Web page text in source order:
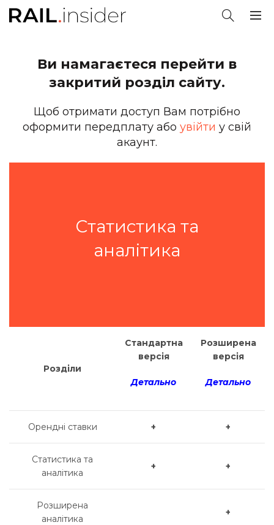
Ви намагаєтеся перейти в
закритий розділ сайту.
Щоб отримати доступ Вам потрібно
оформити передплату або увійти у свій
акаунт.
Статистика та
аналітика
Розділи
Стандартна
версія
Детально
Розширена
версія
Детально
Орендні ставки + +
Статистика та
аналітика
+ +
Розширена
аналітика
+